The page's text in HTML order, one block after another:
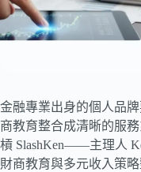
金融專業出身的個人品
商教育整合成清晰的服
槓 SlashKen——主理人
財商教育與多元收入策